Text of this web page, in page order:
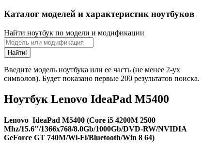
Каталог моделей и характеристик ноутбуков
Найти ноутбук по модели и модификации
Найти!
Введите модель ноутбука или ее часть (не менее 2-ух
символов). Будет показано первые 200 результатов поиска.
Ноутбук Lenovo IdeaPad M5400
Lenovo IdeaPad M5400 (Core i5 4200M 2500
Mhz/15.6"/1366x768/8.0Gb/1000Gb/DVD-RW/NVIDIA
GeForce GT 740M/Wi-Fi/Bluetooth/Win 8 64)